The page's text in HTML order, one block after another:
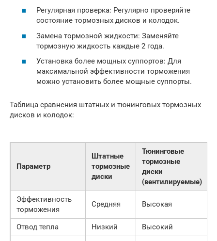
Регулярная проверка: Регулярно проверяйте
состояние тормозных дисков и колодок.
Замена тормозной жидкости: Заменяйте
тормозную жидкость каждые 2 года.
Установка более мощных суппортов: Для
максимальной эффективности торможения
можно установить более мощные суппорты.
Таблица сравнения штатных и тюнинговых тормозных
дисков и колодок:
Параметр
Штатные
тормозные
диски
Тюнинговые
тормозные
диски
(вентилируемые)
Эффективность
торможения
Средняя Высокая
Отвод тепла Низкий Высокий